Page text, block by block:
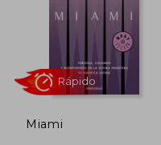
50%
dcto.
Miami